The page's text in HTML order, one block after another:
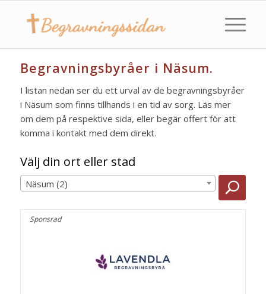
Begravningsbyråer i Näsum.
I listan nedan ser du ett urval av de begravningsbyråer
i Näsum som finns tillhands i en tid av sorg. Läs mer
om dem på respektive sida, eller begär offert för att
komma i kontakt med dem direkt.
Välj din ort eller stad
Näsum (2)
Sponsrad